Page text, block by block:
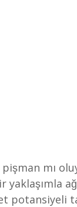
pişman mı
yaklaşımla